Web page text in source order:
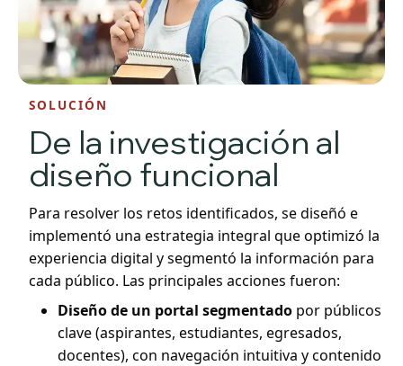
SOLUCIÓN
De la investigación al
diseño funcional
Para resolver los retos identificados, se diseñó e
implementó una estrategia integral que optimizó la
experiencia digital y segmentó la información para
cada público. Las principales acciones fueron:
Diseño de un portal segmentado por públicos
clave (aspirantes, estudiantes, egresados,
docentes), con navegación intuitiva y contenido